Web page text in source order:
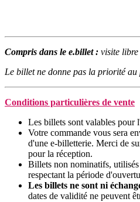
Compris dans le e.billet : visite
Le billet ne donne pas la priorité
Conditions particulières de vente
Les billets sont valables pour
Votre commande vous sera
d'une e-billetterie. Merci de
pour la réception.
Billets non nominatifs,
respectant la période
Les billets ne sont ni
dates de validité ne peuvent